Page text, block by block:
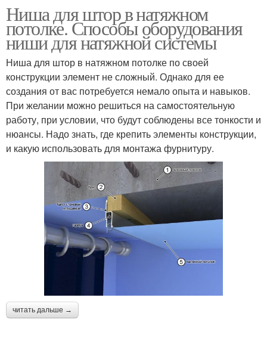
Ниша для штор в натяжном
потолке. Способы оборудования
ниши для натяжной системы
Ниша для штор в натяжном потолке по своей
конструкции элемент не сложный. Однако для ее
создания от вас потребуется немало опыта и навыков.
При желании можно решиться на самостоятельную
работу, при условии, что будут соблюдены все тонкости и
нюансы. Надо знать, где крепить элементы конструкции,
и какую использовать для монтажа фурнитуру.
читать дальше →